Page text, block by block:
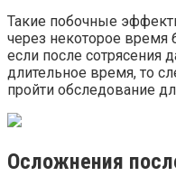
Такие побочные
через некоторое время
если после сотрясения
длительное время, то
пройти обследование
Осложнения